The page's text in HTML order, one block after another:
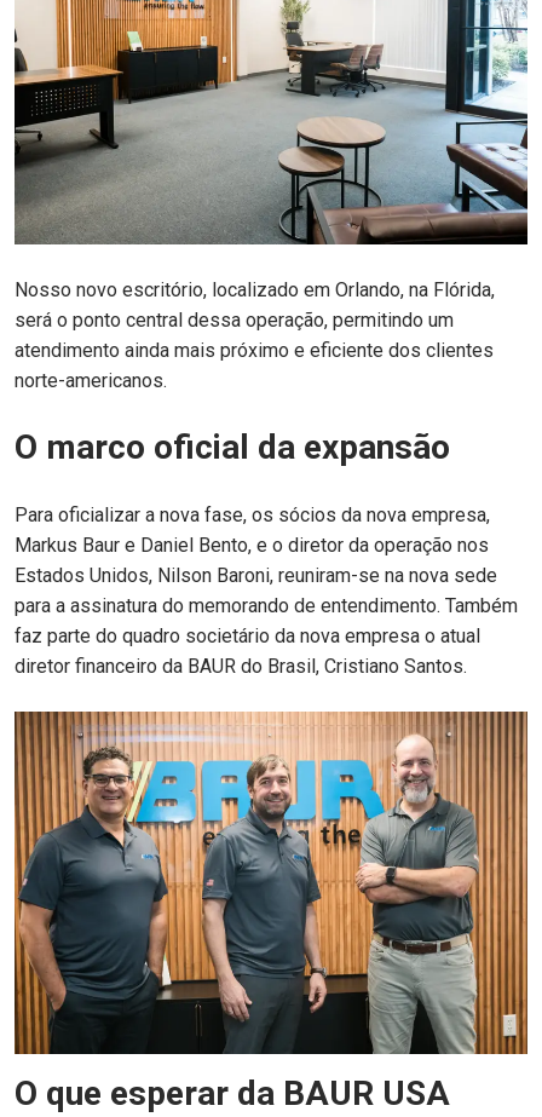
Nosso novo escritório, localizado em Orlando, na Flórida,
será o ponto central dessa operação, permitindo um
atendimento ainda mais próximo e eficiente dos clientes
norte-americanos.
O marco oficial da expansão
Para oficializar a nova fase, os sócios da nova empresa,
Markus Baur e Daniel Bento, e o diretor da operação nos
Estados Unidos, Nilson Baroni, reuniram-se na nova sede
para a assinatura do memorando de entendimento. Também
faz parte do quadro societário da nova empresa o atual
diretor financeiro da BAUR do Brasil, Cristiano Santos.
O que esperar da BAUR USA